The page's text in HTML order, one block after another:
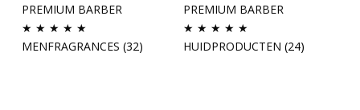
PREMIUM BARBER
★ ★ ★ ★ ★
MENFRAGRANCES(32)
PREMIUM BARBER
★ ★ ★ ★ ★
HUIDPRODUCTEN (24)